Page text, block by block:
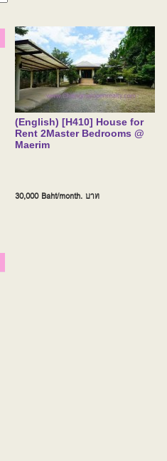
(English) [H410] House for
Rent 2Master​ Bedrooms @
Maerim
30,000 Baht/month. บาท